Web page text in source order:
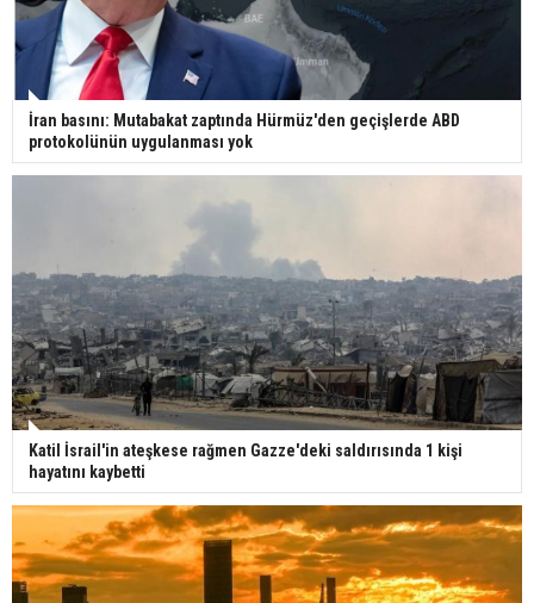
İran basını: Mutabakat zaptında Hürmüz'den geçişlerde ABD
protokolünün uygulanması yok
Katil İsrail'in ateşkese rağmen Gazze'deki saldırısında 1 kişi
hayatını kaybetti